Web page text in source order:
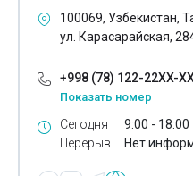
Охранная сигнализация
Пожарная сигнализация
Провода
Проекторы
100069, Узбекистан,
ул. Карасарайская,
+998 (78) 122-22XX-
Показать номер
Сегодня
Перерыв
9:00 - 18:00
Нет